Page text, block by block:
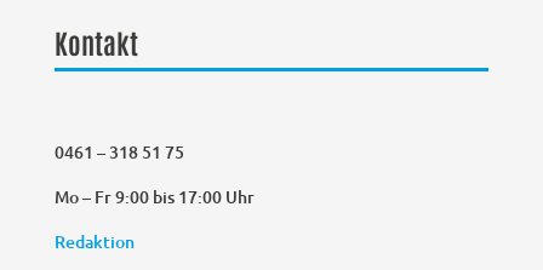
Kontakt
0461 – 318 51 75
Mo – Fr 9:00 bis 17:00 Uhr
Redaktion